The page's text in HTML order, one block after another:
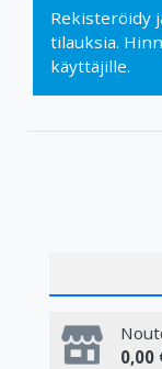
Rekisteröidy
tilauksia.
käyttäjille.
0,00